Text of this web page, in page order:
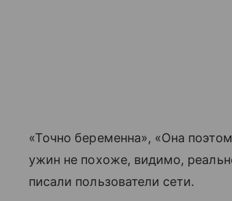
«Точно беременна», «Она
ужин не похоже, видимо,
писали пользователи сети.